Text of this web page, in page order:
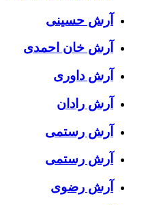
آرش حسینی
آرش خان احمدی
آرش داوری
آرش رادان
آرش رستمى
آرش رستمی
آرش رضوی